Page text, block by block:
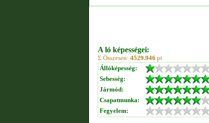
A ló képességei:
Σ Összesen: 4529.946 pt
Állóképesség:
Sebesség:
Jármód:
Csapatmunka:
Fegyelem: